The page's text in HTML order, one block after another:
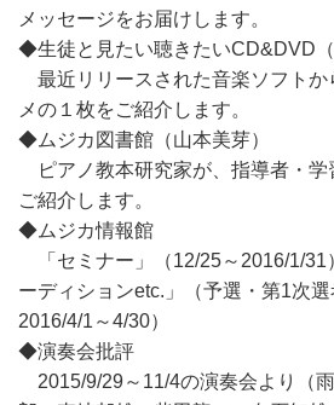
メッセージをお届けします。
◆生徒と見たい聴きたいCD&DVD（
最近リリースされた音楽ソフトか
メの１枚をご紹介します。
◆ムジカ図書館（山本美芽）
ピアノ教本研究家が、指導者・学
ご紹介します。
◆ムジカ情報館
「セミナー」（12/25～2016/1/31
ーディションetc.」（予選・第1次選
2016/4/1～4/30）
◆演奏会批評
2015/9/29～11/4の演奏会より（